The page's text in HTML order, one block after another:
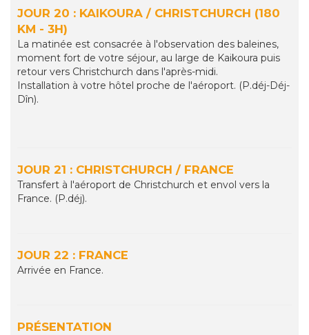
JOUR 20 : KAIKOURA / CHRISTCHURCH (180
KM - 3H)
La matinée est consacrée à l'observation des baleines,
moment fort de votre séjour, au large de Kaikoura puis
retour vers Christchurch dans l'après-midi.
Installation à votre hôtel proche de l'aéroport. (P.déj-Déj-
Dîn).
JOUR 21 : CHRISTCHURCH / FRANCE
Transfert à l'aéroport de Christchurch et envol vers la
France. (P.déj).
JOUR 22 : FRANCE
Arrivée en France.
PRÉSENTATION